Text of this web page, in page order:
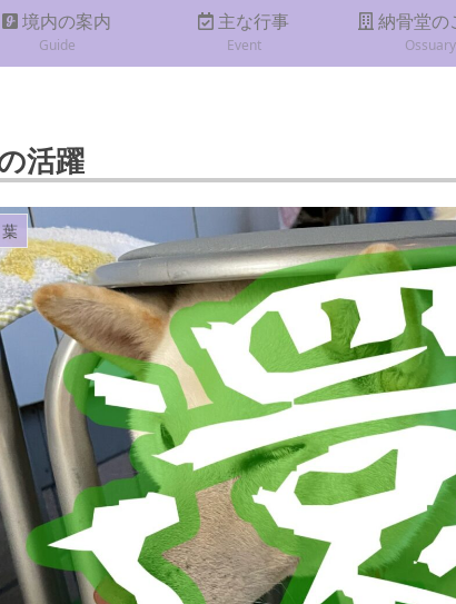
境内の案内
Guide
主な行事
Event
納骨堂の
Ossuary
活躍